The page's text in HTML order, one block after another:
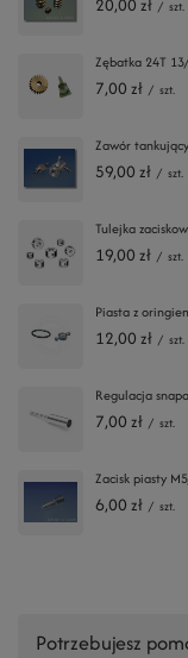
/ szt.
Zębatka 24T
7,00 zł / szt.
Zawór
59,00 zł / szt.
Tulejka
19,00 zł / szt.
Piasta z
12,00 zł / szt.
Regulacja
7,00 zł / szt.
Zacisk piasty
6,00 zł / szt.
Potrzebujesz